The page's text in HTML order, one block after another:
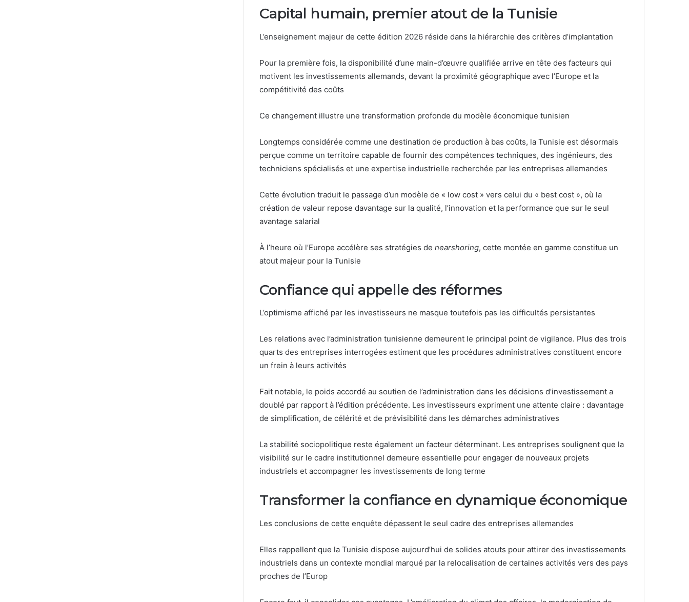
Capital humain, premier atout de la Tunisie
L’enseignement majeur de cette édition 2026 réside dans la hiérarchie des critères d’implantation
Pour la première fois, la disponibilité d’une main-d’œuvre qualifiée arrive en tête des facteurs qui
motivent les investissements allemands, devant la proximité géographique avec l’Europe et la
compétitivité des coûts
Ce changement illustre une transformation profonde du modèle économique tunisien
Longtemps considérée comme une destination de production à bas coûts, la Tunisie est désormais
perçue comme un territoire capable de fournir des compétences techniques, des ingénieurs, des
techniciens spécialisés et une expertise industrielle recherchée par les entreprises allemandes
Cette évolution traduit le passage d’un modèle de « low cost » vers celui du « best cost », où la
création de valeur repose davantage sur la qualité, l’innovation et la performance que sur le seul
avantage salarial
À l’heure où l’Europe accélère ses stratégies de nearshoring, cette montée en gamme constitue un
atout majeur pour la Tunisie
Confiance qui appelle des réformes
L’optimisme affiché par les investisseurs ne masque toutefois pas les difficultés persistantes
Les relations avec l’administration tunisienne demeurent le principal point de vigilance. Plus des trois
quarts des entreprises interrogées estiment que les procédures administratives constituent encore
un frein à leurs activités
Fait notable, le poids accordé au soutien de l’administration dans les décisions d’investissement a
doublé par rapport à l’édition précédente. Les investisseurs expriment une attente claire : davantage
de simplification, de célérité et de prévisibilité dans les démarches administratives
La stabilité sociopolitique reste également un facteur déterminant. Les entreprises soulignent que la
visibilité sur le cadre institutionnel demeure essentielle pour engager de nouveaux projets
industriels et accompagner les investissements de long terme
Transformer la confiance en dynamique économique
Les conclusions de cette enquête dépassent le seul cadre des entreprises allemandes
Elles rappellent que la Tunisie dispose aujourd’hui de solides atouts pour attirer des investissements
industriels dans un contexte mondial marqué par la relocalisation de certaines activités vers des pays
proches de l’Europ